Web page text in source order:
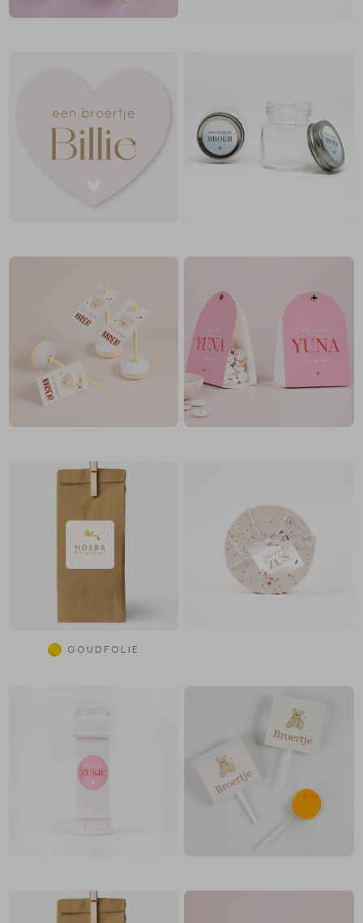
GOUDFOLIE